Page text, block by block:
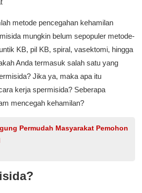
metode pencegahan kehamilan
mungkin belum sepopuler metode-
KB, pil KB, spiral, vasektomi, hingga
Anda termasuk salah satu yang
Jika ya, maka apa itu
kerja spermisida? Seberapa
mencegah kehamilan?
Permudah Masyarakat Pemohon